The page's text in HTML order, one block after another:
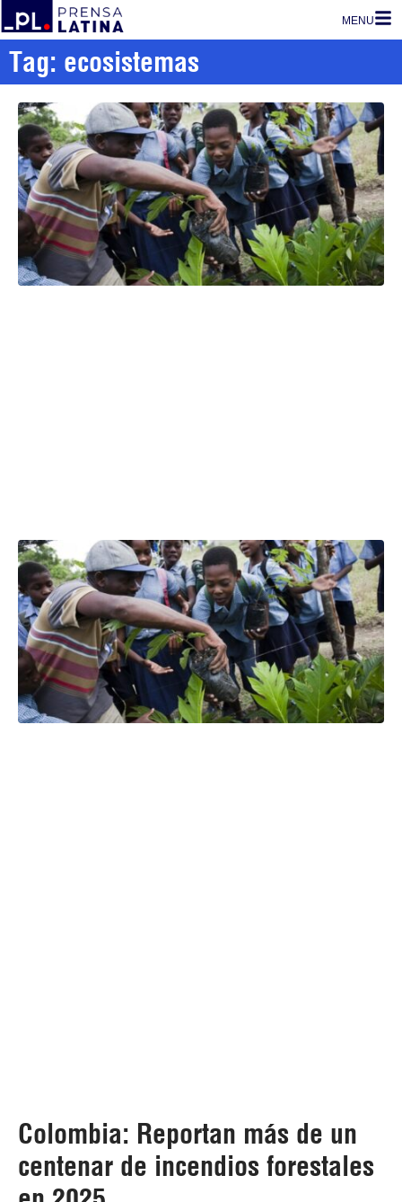
MENU
Tag: ecosistemas
Colombia: Reportan más de un
centenar de incendios forestales